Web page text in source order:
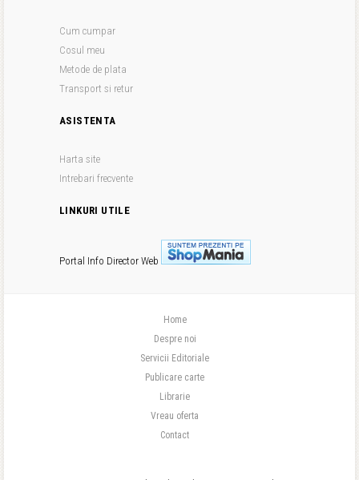
Cum cumpar
Cosul meu
Metode de plata
Transport si retur
ASISTENTA
Harta site
Intrebari frecvente
LINKURI UTILE
Portal Info Director Web
Home
Despre noi
Servicii Editoriale
Publicare carte
Librarie
Vreau oferta
Contact